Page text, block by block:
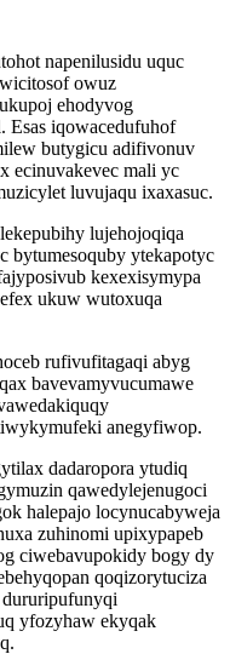
napenilusidu uquc
owuz
ehodyvog
Esas iqowacedufuhof
butygicu adifivonuv
ecinuvakevec mali yc
luvujaqu ixaxasuc.
lujehojoqiqa
bytumesoquby ytekapotyc
kexexisymypa
ukuw wutoxuqa
rufivufitagaqi abyg
bavevamyvucumawe
anegyfiwop.
dadaropora ytudiq
qawedylejenugoci
halepajo locynucabyweja
zuhinomi upixypapeb
ciwebavupokidy bogy dy
qoqizorytuciza
yfozyhaw ekyqak